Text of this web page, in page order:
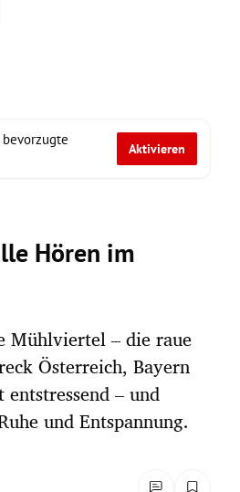
bevorzugte
Aktivieren
Hören im
Mühlviertel – die raue
Österreich, Bayern
– und
und Entspannung.